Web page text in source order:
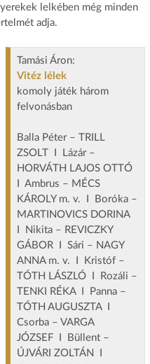
lelkében még minden
adja.
Tamási Áron:
Vitéz lélek
komoly játék három
felvonásban
Balla Péter – TRILL
ZSOLT I Lázár –
HORVÁTH LAJOS OTTÓ
I Ambrus – MÉCS
KÁROLY m. v. I Boróka –
MARTINOVICS DORINA
I Nikita – REVICZKY
GÁBOR I Sári – NAGY
ANNA m. v. I Kristóf –
TÓTH LÁSZLÓ I Rozáli –
TENKI RÉKA I Panna –
TÓTH AUGUSZTA I
Csorba – VARGA
JÓZSEF I Büllent –
ÚJVÁRI ZOLTÁN I